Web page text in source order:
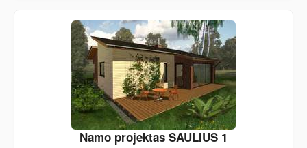
Namo projektas SAULIUS 1